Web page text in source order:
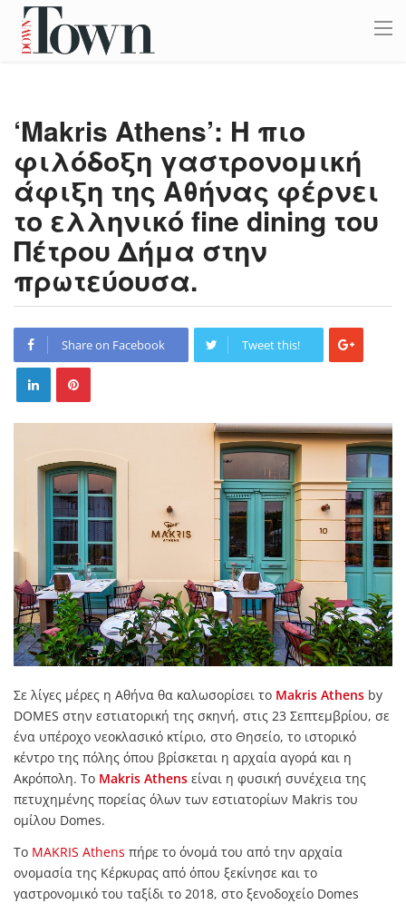
‘Makris Athens’: Η πιο
φιλόδοξη γαστρονομική
άφιξη της Αθήνας φέρνει
το ελληνικό fine dining του
Πέτρου Δήμα στην
πρωτεύουσα.
Share on Facebook Tweet this!
Σε λίγες μέρες η Αθήνα θα καλωσορίσει το Makris Athens by
DOMES στην εστιατορική της σκηνή, στις 23 Σεπτεμβρίου, σε
ένα υπέροχο νεοκλασικό κτίριο, στο Θησείο, το ιστορικό
κέντρο της πόλης όπου βρίσκεται η αρχαία αγορά και η
Ακρόπολη. Το Makris Athens είναι η φυσική συνέχεια της
πετυχημένης πορείας όλων των εστιατορίων Makris του
ομίλου Domes.
Το MAKRIS Athens πήρε το όνομά του από την αρχαία
ονομασία της Κέρκυρας από όπου ξεκίνησε και το
γαστρονομικό του ταξίδι το 2018, στο ξενοδοχείο Domes